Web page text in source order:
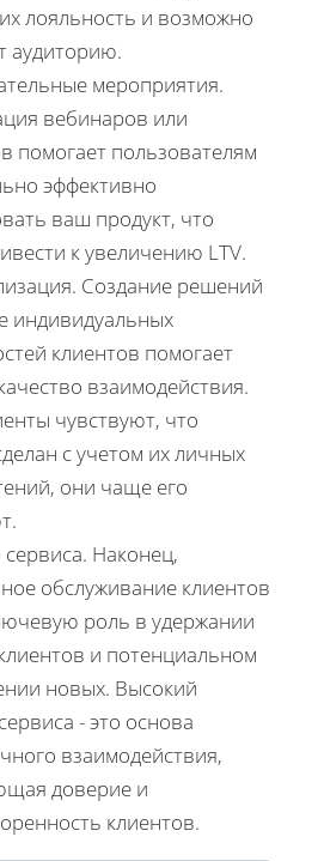
лояльность и возможно
аудиторию.
мероприятия.
вебинаров или
помогает пользователям
эффективно
ваш продукт, что
к увеличению LTV.
Создание решений
индивидуальных
клиентов помогает
взаимодействия.
чувствуют, что
с учетом их личных
они чаще его
сервиса. Наконец,
обслуживание клиентов
роль в удержании
и потенциальном
новых. Высокий
- это основа
взаимодействия,
доверие и
клиентов.